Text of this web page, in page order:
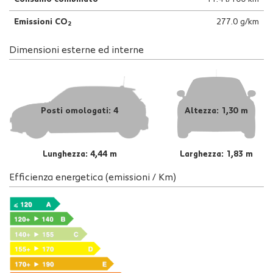
Emissioni CO 2 277.0 g/km
Dimensioni esterne ed interne
Posti omologati: 4
Lunghezza: 4,44 m
Altezza: 1,30 m
Larghezza: 1,83 m
Efficienza energetica (emissioni / Km)